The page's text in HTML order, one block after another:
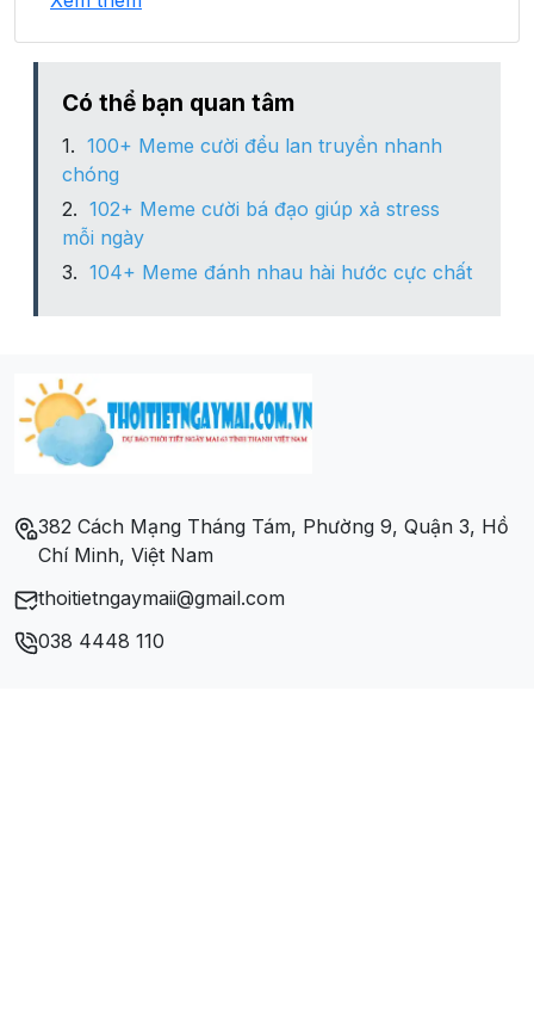
Phường Niệm Nghĩa
Phường Trại Cau
Phường Trần Nguyên Hãn
Có thể bạn quan tâm
100+ Meme cười đểu lan truyền nhanh
chóng
102+ Meme cười bá đạo giúp xả stress
mỗi ngày
104+ Meme đánh nhau hài hước cực chất
382 Cách Mạng Tháng Tám, Phường 9, Quận 3, Hồ
Chí Minh, Việt Nam
thoitietngaymaii@gmail.com
038 4448 110